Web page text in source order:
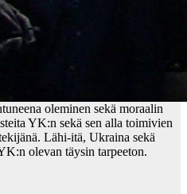
oleminen sekä moraalin
YK:n sekä sen alla toimivien
Lähi-itä, Ukraina sekä
olevan täysin tarpeeton.